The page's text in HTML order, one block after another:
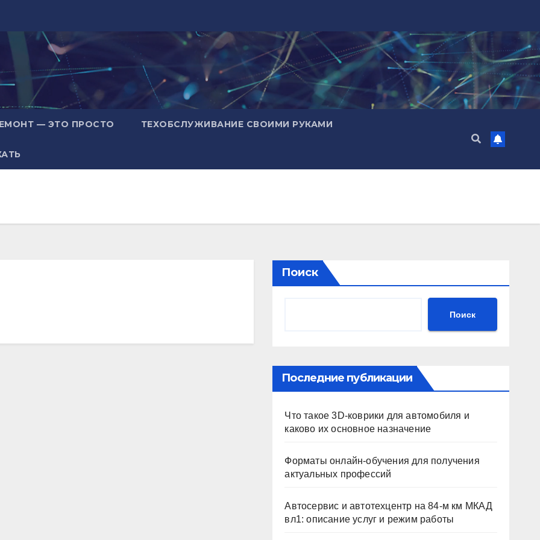
— ЭТО ПРОСТО ТЕХОБСЛУЖИВАНИЕ СВОИМИ РУКАМИ
Поиск
Поиск
Последние публикации
Что такое 3D-коврики для автомобиля и
каково их основное назначение
Форматы онлайн-обучения для получения
актуальных профессий
Автосервис и автотехцентр на 84-м км МКАД
вл1: описание услуг и режим работы